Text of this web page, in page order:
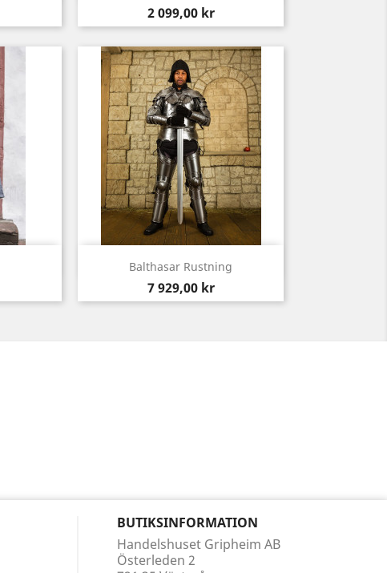
Pris
2 099,00 kr
Balthasar Rustning
Pris
7 929,00 kr
Snabbvy
BUTIKSINFORMATION
Handelshuset Gripheim AB
Österleden 2